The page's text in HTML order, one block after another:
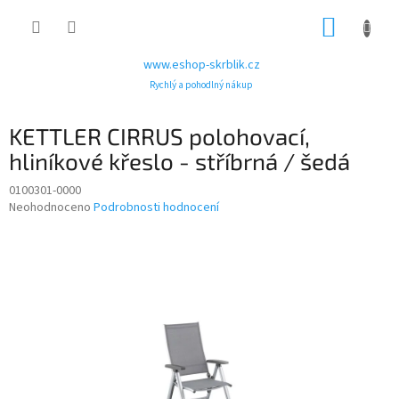
www.eshop-skrblik.cz
Rychlý a pohodlný nákup
KETTLER CIRRUS polohovací,
hliníkové křeslo - stříbrná / šedá
0100301-0000
Průměrné
Neohodnoceno Podrobnosti hodnocení